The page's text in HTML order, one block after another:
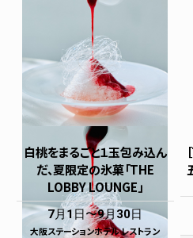
白桃をまるごと１玉包み込ん
だ、夏限定の氷菓「THE
LOBBY LOUNGE」
7月1日 9月30日
大阪ステーションホテル レストラン